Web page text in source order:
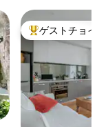
大好評のゲスト
ゲストチョイス